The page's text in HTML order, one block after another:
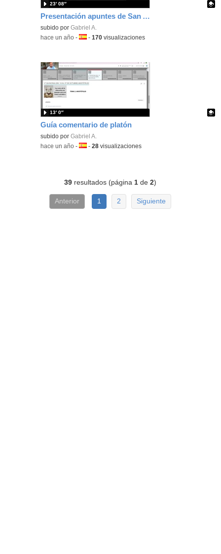
Presentación apuntes de San Agustín
Contenido educativo.
subido porGabriel A.
23′ 08″
-hace un año -Idioma:
-170 visualizaciones
Guía comentario de platón
Contenido educativo.
subido porGabriel A.
13′ 0″
-hace un año -Idioma:
-28 visualizaciones
39 resultados (página 1 de2)
Anterior 1 2 Siguiente